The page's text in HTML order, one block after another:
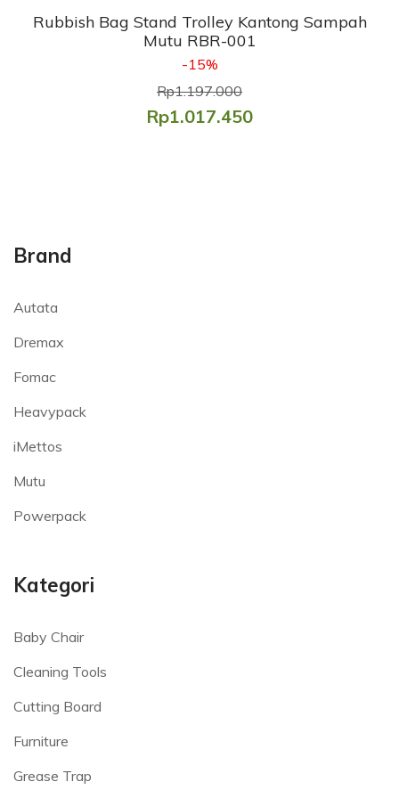
Brand
Autata
Dremax
Fomac
Heavypack
iMettos
Mutu
Powerpack
Kategori
Baby Chair
Cleaning Tools
Cutting Board
Furniture
Grease Trap
Rubbish Bag Stand Trolley Kantong Sampah
Mutu RBR-001
-15%
Rp1.197.000
Rp1.017.450